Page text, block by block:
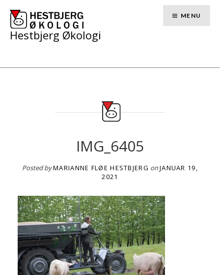
content
Hestbjerg Økologi
MENU
IMG_6405
Posted byMARIANNE FLØE HESTBJERG onJANUAR 19,
2021